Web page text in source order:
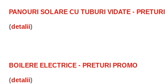
PANOURI SOLARE CU TUBURI VIDATE - PRETURI
( )
BOILERE ELECTRICE - PRETURI PROMO
( )